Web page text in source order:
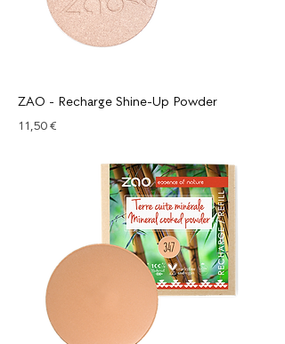
ZAO - Recharge Shine-Up Powder
Prix
11,50 €